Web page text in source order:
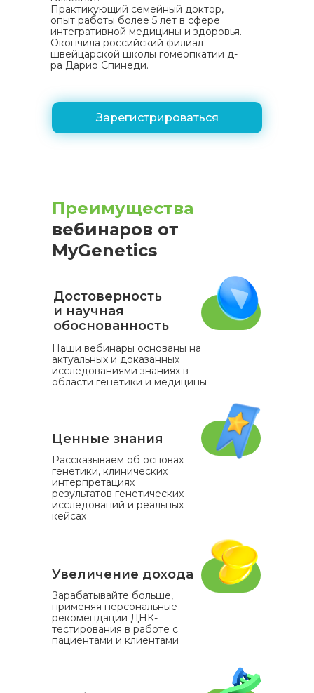
Зарегистрироваться
Практикующий семейный доктор,
опыт работы более 5 лет в сфере
интегративной медицины и здоровья.
Окончила российский филиал
швейцарской школы гомеопкатии д-
ра Дарио Спинеди.
Достоверность
и научная
обоснованность
Наши вебинары основаны на
актуальных и доказанных
исследованиями знаниях в
области генетики и медицины
Ценные знания
Рассказываем об основах
генетики, клинических
интерпретациях
результатов генетических
исследований и реальных
кейсах
Увеличение дохода
Зарабатывайте больше,
применяя персональные
рекомендации ДНК-
тестирования в работе с
пациентами и клиентами
Преимущества
вебинаров от
MyGenetics